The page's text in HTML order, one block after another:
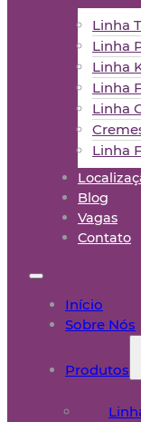
Linha
Linha
Linha
Linha
Linha
Linha
Blog
Vagas
Contato
Início
Sobre Nós
Produtos